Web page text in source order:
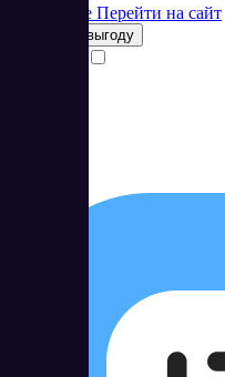
Подробнее Перейти на сайт
Получить выгоду